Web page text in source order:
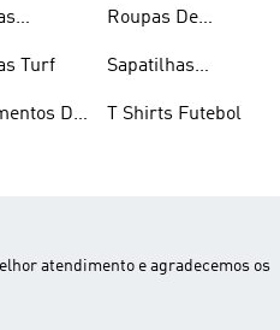
Turf
De
Roupas De
Sapatilhas
T Shirts Futebol
atendimento e agradecemos os